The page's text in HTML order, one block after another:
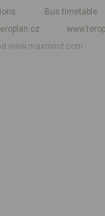
Bus timetable
www.maxmind.com